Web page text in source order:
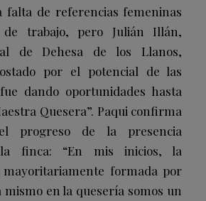
falta de referencias femeninas
trabajo, pero Julián Illán,
de Dehesa de los Llanos,
por el potencial de las
dando oportunidades hasta
Quesera”. Paqui confirma
progreso de la presencia
finca: “En mis inicios, la
formada por
en la quesería somos un